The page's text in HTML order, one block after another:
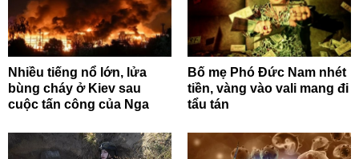
Nhiều tiếng nổ lớn, lửa
bùng cháy ở Kiev sau
cuộc tấn công của Nga
Bố mẹ Phó Đức Nam nhét
tiền, vàng vào vali mang đi
tẩu tán